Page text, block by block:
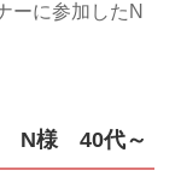
ーに参加したN
N様 40代～